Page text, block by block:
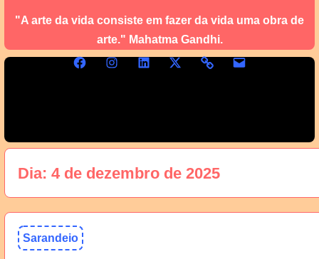
"A arte da vida consiste em fazer da vida uma obra de
arte." Mahatma Gandhi.
Dia: 4 de dezembro de 2025
Sarandeio